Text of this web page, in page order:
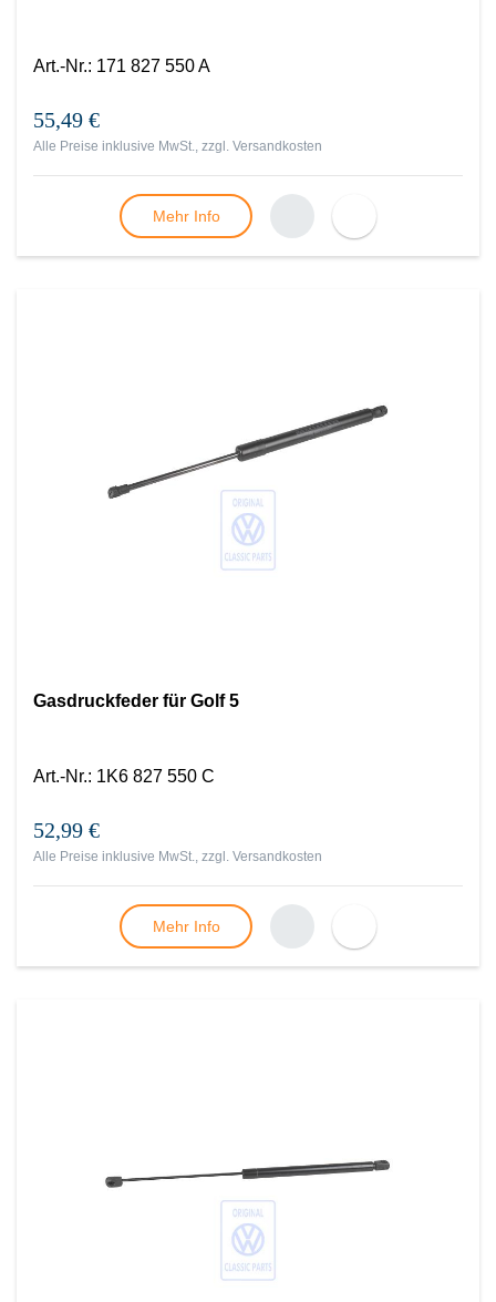
Art.-Nr.: 171 827 550 A
55,49 €
Alle Preise inklusive MwSt., zzgl. Versandkosten
Mehr Info
Gasdruckfeder für Golf 5
Art.-Nr.: 1K6 827 550 C
52,99 €
Alle Preise inklusive MwSt., zzgl. Versandkosten
Mehr Info